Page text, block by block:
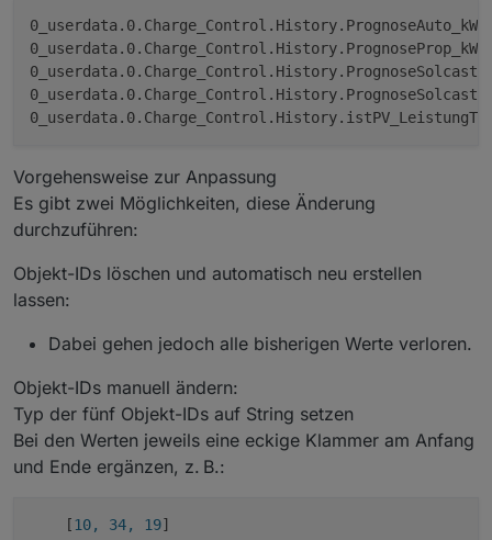
0_userdata.0.Charge_Control.History.PrognoseAuto_kWh
0_userdata.0.Charge_Control.History.PrognoseProp_kWh
Vorgehensweise zur Anpassung
Es gibt zwei Möglichkeiten, diese Änderung
durchzuführen:
Objekt-IDs löschen und automatisch neu erstellen
lassen:
Dabei gehen jedoch alle bisherigen Werte verloren.
Objekt-IDs manuell ändern:
Typ der fünf Objekt-IDs auf String setzen
Bei den Werten jeweils eine eckige Klammer am Anfang
und Ende ergänzen, z. B.:
    [
10, 34, 19